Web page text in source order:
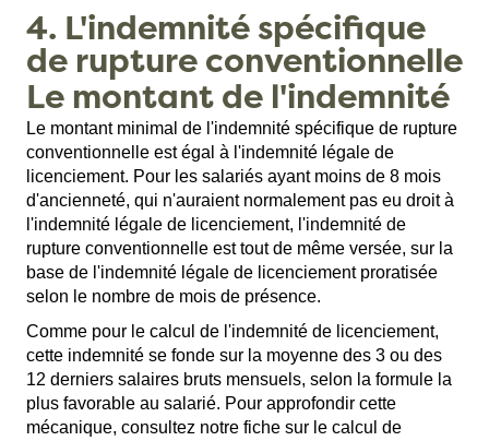
4. L'indemnité spécifique
de rupture conventionnelle
Le montant de l'indemnité
Le montant minimal de l'indemnité spécifique de rupture
conventionnelle est égal à l'indemnité légale de
licenciement. Pour les salariés ayant moins de 8 mois
d'ancienneté, qui n'auraient normalement pas eu droit à
l'indemnité légale de licenciement, l'indemnité de
rupture conventionnelle est tout de même versée, sur la
base de l'indemnité légale de licenciement proratisée
selon le nombre de mois de présence.
Comme pour le calcul de l'indemnité de licenciement,
cette indemnité se fonde sur la moyenne des 3 ou des
12 derniers salaires bruts mensuels, selon la formule la
plus favorable au salarié. Pour approfondir cette
mécanique, consultez notre fiche sur le calcul de